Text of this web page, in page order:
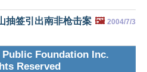
抽签引出南非枪击案 🖼️ 2004/7/3
Foundation Inc.
Reserved